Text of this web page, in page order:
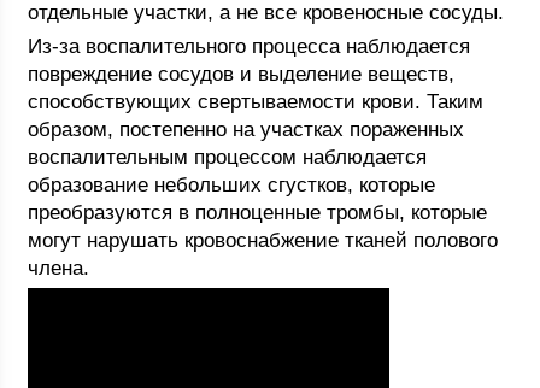
отдельные участки, а не все кровеносные сосуды.
Из-за воспалительного процесса наблюдается
повреждение сосудов и выделение веществ,
способствующих свертываемости крови. Таким
образом, постепенно на участках пораженных
воспалительным процессом наблюдается
образование небольших сгустков, которые
преобразуются в полноценные тромбы, которые
могут нарушать кровоснабжение тканей полового
члена.